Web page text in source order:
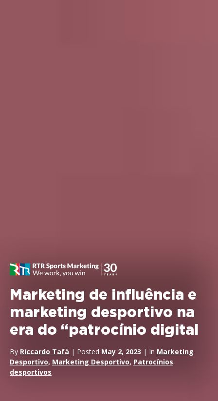
Marketing de influência e
marketing desportivo na
era do “patrocínio digital
By Riccardo Tafà | Posted May 2, 2023 | In Marketing
Desportivo, Marketing Desportivo, Patrocínios
desportivos